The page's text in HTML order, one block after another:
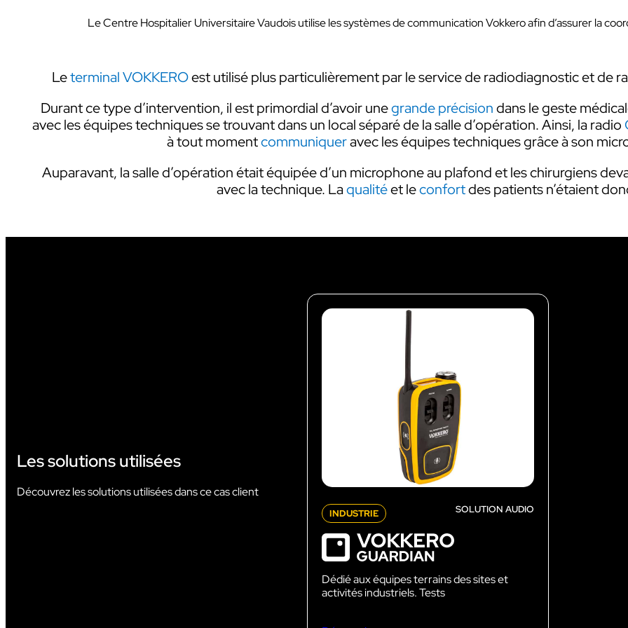
auditives
INDUSTRIE
Découvrir VOKKERO
PLUS
Solution VOKKERO
CONNECT
auditives
Dédié aux équipes terrains des sites et
activités industriels pour les
Le Centre Hospitalier Universitaire Vaudois utilise les systèmes de communication Vokkero afin d’assurer la
Leterminal VOKKEROest utilisé plus particulièrement par le service de radiodiagnostic et de
Durant ce type d’intervention, il est primordial d’avoir unegrande précisiondans le geste
avec les équipes techniques se trouvant dans un local séparé de la salle d’opération. Ainsi, la radio
à tout momentcommuniqueravec les équipes techniques grâce à son
Auparavant, la salle d’opération était équipée d’un microphone au plafond et les chirurgiens
avec la technique. Laqualitéet leconfortdes patients n’étaient
Les solutions utilisées
Découvrez les solutions utilisées dans ce cas client
INDUSTRIE SOLUTION AUDIO
Dédié aux équipes terrains des sites et
activités industriels. Tests